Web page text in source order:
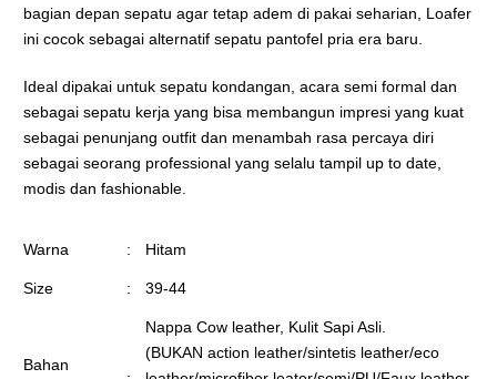
bagian depan sepatu agar tetap adem di pakai seharian, Loafer
ini cocok sebagai alternatif sepatu pantofel pria era baru.
Ideal dipakai untuk sepatu kondangan, acara semi formal dan
sebagai sepatu kerja yang bisa membangun impresi yang kuat
sebagai penunjang outfit dan menambah rasa percaya diri
sebagai seorang professional yang selalu tampil up to date,
modis dan fashionable.
Warna : Hitam
Size : 39-44
Bahan
Nappa Cow leather, Kulit Sapi Asli.
(BUKAN action leather/sintetis leather/eco